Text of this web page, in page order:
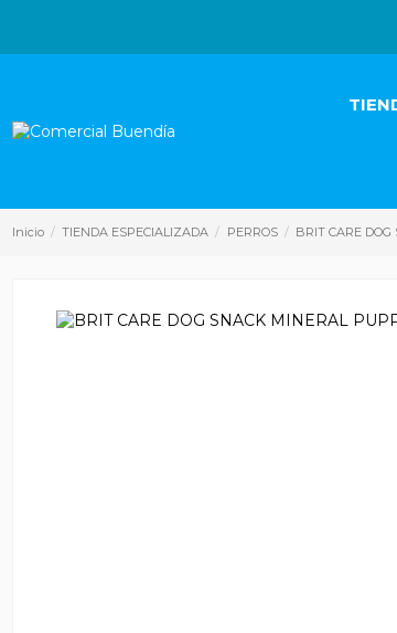
Inicio TIENDA ESPECIALIZADA PERROS BRIT CARE